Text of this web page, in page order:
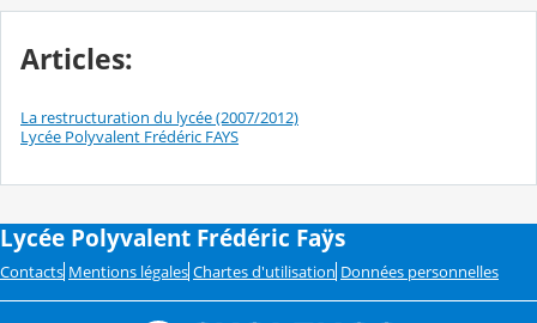
Articles:
La restructuration du lycée (2007/2012)
Lycée Polyvalent Frédéric FAYS
Lycée Polyvalent Frédéric Faÿs
Contacts Mentions légales Chartes d'utilisation Données personnelles